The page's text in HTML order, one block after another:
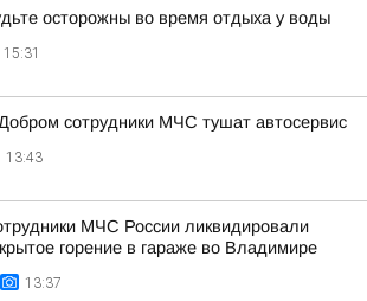
осторожны во время отдыха у воды
15:31
сотрудники МЧС тушат автосервис
13:43
МЧС России ликвидировали
горение в гараже во Владимире
13:37